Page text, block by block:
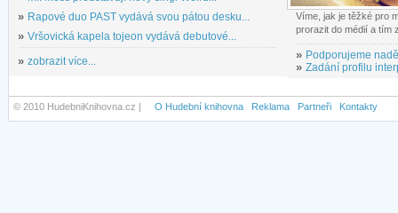
» Rapové duo PAST vydává svou pátou desku...
» Vršovická kapela tojeon vydává debutové...
» zobrazit více...
Víme, jak je těžké pro
prorazit do médií a tím
» Podporujeme
» Zadání profilu
© 2010 HudebniKnihovna.cz | O Hudební knihovna Reklama Partneři Kontakty